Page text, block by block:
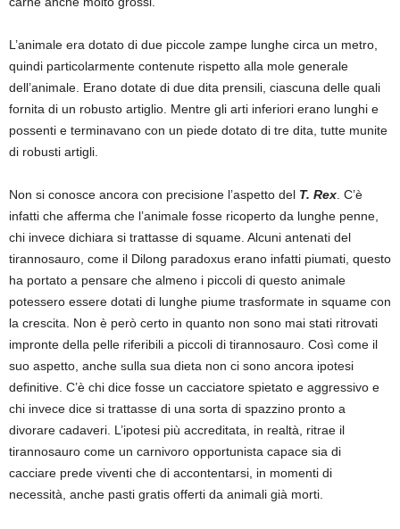
L’animale era dotato di due piccole zampe lunghe circa un metro,
quindi particolarmente contenute rispetto alla mole generale
dell’animale. Erano dotate di due dita prensili, ciascuna delle quali
fornita di un robusto artiglio. Mentre gli arti inferiori erano lunghi e
possenti e terminavano con un piede dotato di tre dita, tutte munite
di robusti artigli.
Non si conosce ancora con precisione l’aspetto del T. Rex . C’è
infatti che afferma che l’animale fosse ricoperto da lunghe penne,
chi invece dichiara si trattasse di squame. Alcuni antenati del
tirannosauro, come il Dilong paradoxus erano infatti piumati, questo
ha portato a pensare che almeno i piccoli di questo animale
potessero essere dotati di lunghe piume trasformate in squame con
la crescita. Non è però certo in quanto non sono mai stati ritrovati
impronte della pelle riferibili a piccoli di tirannosauro. Così come il
suo aspetto, anche sulla sua dieta non ci sono ancora ipotesi
definitive. C’è chi dice fosse un cacciatore spietato e aggressivo e
chi invece dice si trattasse di una sorta di spazzino pronto a
divorare cadaveri. L’ipotesi più accreditata, in realtà, ritrae il
tirannosauro come un carnivoro opportunista capace sia di
cacciare prede viventi che di accontentarsi, in momenti di
necessità, anche pasti gratis offerti da animali già morti.